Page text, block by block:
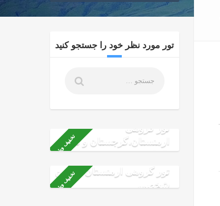
تور مورد نظر خود را جستجو کنید
تخفیف ویژه
تور گروهی
ارمنستان،گرجستان و ترکیه
با ماشین شخصی
تخفیف ویژه
تور گروهی ارمنستان ماشین
شخصی